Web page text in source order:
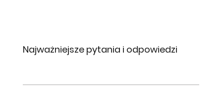
Najważniejsze pytania i odpowiedzi